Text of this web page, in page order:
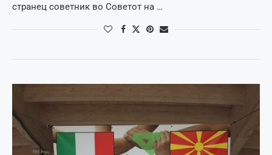
странец советник во Советот на …